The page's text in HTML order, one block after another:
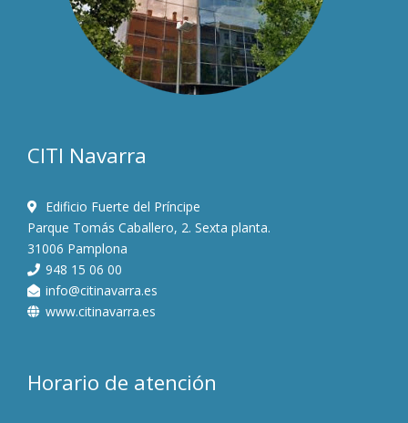
CITI Navarra
Edificio Fuerte del Príncipe
Parque Tomás Caballero, 2. Sexta planta.
31006 Pamplona
948 15 06 00
info@citinavarra.es
www.citinavarra.es
Horario de atención